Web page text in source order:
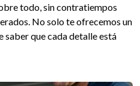
todo, sin contratiempos
No solo te ofrecemos un
saber que cada detalle está